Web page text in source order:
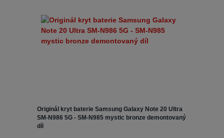
Originál kryt baterie Samsung Galaxy Note 20 Ultra
SM-N986 5G - SM-N985 mystic bronze demontovaný
díl